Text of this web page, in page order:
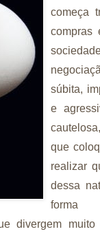
começa
compras
súbita,
e
que
realizar
dessa
forma
divergem